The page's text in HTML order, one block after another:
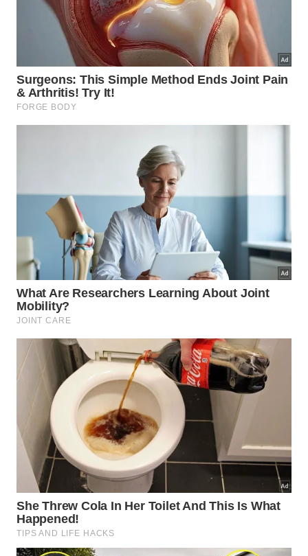
Mesmo com todos os cuidados, carregadores
possuem vida útil limitada e precisam ser
substituídos quando apresentam sinais claros de
deterioração. Um carregador que esquenta
excessivamente de forma repentina, sem que
nenhuma condição de uso tenha mudado, pode
do adaptador e marcas de derretimento próximas
aos pinos da tomada são sinais de que a troca deve
Investir em um carregador do celular de qualidade
certificada é uma das decisões mais inteligentes
que o usuário pode tomar para proteger seu
aparelho e sua segurança. A economia aparente de
um modelo genérico barato pode resultar em
prejuízos muito maiores com reparo de bateria,
substituição da porta de carregamento ou até perda
total do celular. Tratar o carregador com o mesmo
cuidado dedicado ao próprio smartphone é o
caminho mais seguro para garantir carregamentos
eficientes, seguros e livres de superaquecimento.